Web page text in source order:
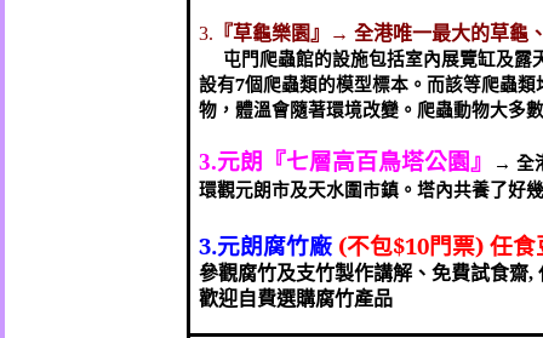
3. 『草龜樂園』→ 全港唯一最大的草龜
屯門爬蟲館的設施包括室內展覽缸及
設有7個爬蟲類的模型標本。而該等爬蟲類
物，體溫會隨著環境改變。爬蟲動物大多
3.元朗『七層高百鳥塔公園』 → 全
環觀元朗市及天水圍市鎮。塔內共養了好
3.元朗腐竹廠 (不包$10門票) 任食
參觀腐竹及支竹製作講解、免費試食齋,
歡迎自費選購腐竹產品